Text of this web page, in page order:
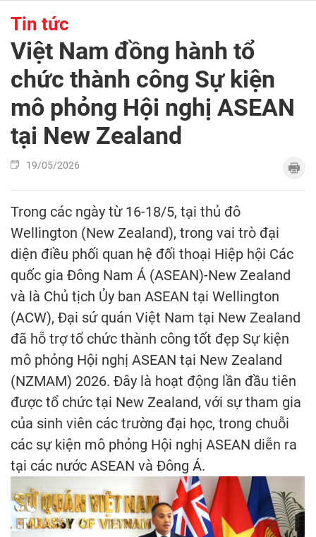
Tin tức
Việt Nam đồng hành tổ
chức thành công Sự kiện
mô phỏng Hội nghị ASEAN
tại New Zealand
19/05/2026
Trong các ngày từ 16-18/5, tại thủ đô
Wellington (New Zealand), trong vai trò đại
diện điều phối quan hệ đối thoại Hiệp hội Các
quốc gia Đông Nam Á (ASEAN)-New Zealand
và là Chủ tịch Ủy ban ASEAN tại Wellington
(ACW), Đại sứ quán Việt Nam tại New Zealand
đã hỗ trợ tổ chức thành công tốt đẹp Sự kiện
mô phỏng Hội nghị ASEAN tại New Zealand
(NZMAM) 2026. Đây là hoạt động lần đầu tiên
được tổ chức tại New Zealand, với sự tham gia
của sinh viên các trường đại học, trong chuỗi
các sự kiện mô phỏng Hội nghị ASEAN diễn ra
tại các nước ASEAN và Đông Á.